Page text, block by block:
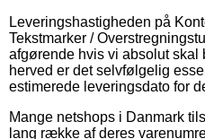
Leveringshastigheden på
Tekstmarker /
afgørende hvis vi absolut
herved er det selvfølgelig
estimerede leveringsdato for
Mange netshops i Danmark
lang række af deres